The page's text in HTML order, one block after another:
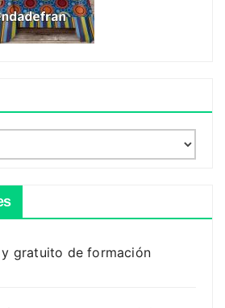
gratuito de formación